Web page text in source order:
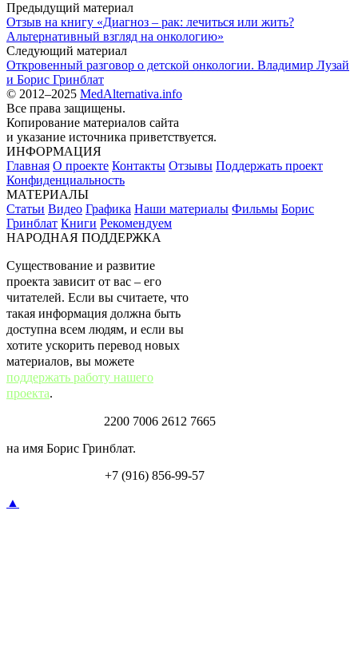
Предыдущий материал
Отзыв на книгу «Диагноз – рак: лечиться или жить?
Альтернативный взгляд на онкологию»
Следующий материал
Откровенный разговор о детской онкологии. Владимир Лузай
и Борис Гринблат
© 2012–2025 MedAlternativa.info
Все права защищены.
Копирование материалов сайта
и указание источника приветствуется.
ИНФОРМАЦИЯ
Главная О проекте Контакты Отзывы Поддержать проект
Конфиденциальность
МАТЕРИАЛЫ
Статьи Видео Графика Наши материалы Фильмы Борис
Гринблат Книги Рекомендуем
НАРОДНАЯ ПОДДЕРЖКА
Существование и развитие
проекта зависит от вас – его
читателей. Если вы считаете, что
такая информация должна быть
доступна всем людям, и если вы
хотите ускорить перевод новых
материалов, вы можете
поддержать работу нашего
проекта.
2200 7006 2612 7665
на имя Борис Гринблат.
+7 (916) 856-99-57
▲